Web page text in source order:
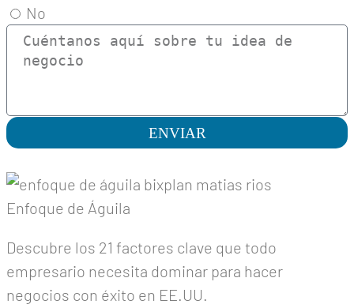
No
ENVIAR
Enfoque de Águila
Descubre los 21 factores clave que todo
empresario necesita dominar para hacer
negocios con éxito en EE.UU.